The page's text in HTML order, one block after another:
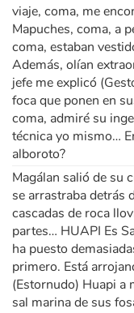
viaje, coma, me
Mapuches, coma, a
coma, estaban
Además, olían
jefe me explicó
foca que ponen en
coma, admiré su
técnica yo mismo…
alboroto?
Magálan salió de su
se arrastraba detrás
cascadas de roca
partes… HUAPI Es
ha puesto
primero. Está
(Estornudo) Huapi a
sal marina de sus